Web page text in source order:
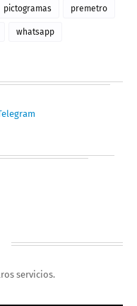
pictogramas premetro
whatsapp
servicios.